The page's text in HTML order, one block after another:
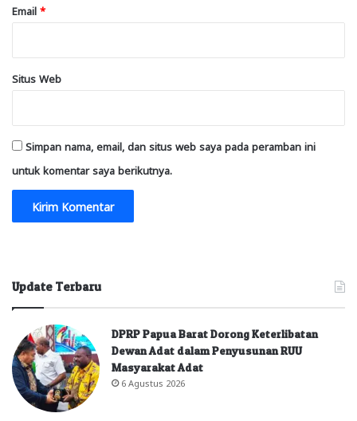
Email *
Situs Web
Simpan nama, email, dan situs web saya pada peramban ini
untuk komentar saya berikutnya.
Update Terbaru
DPRP Papua Barat Dorong Keterlibatan
Dewan Adat dalam Penyusunan RUU
Masyarakat Adat
6 Agustus 2026